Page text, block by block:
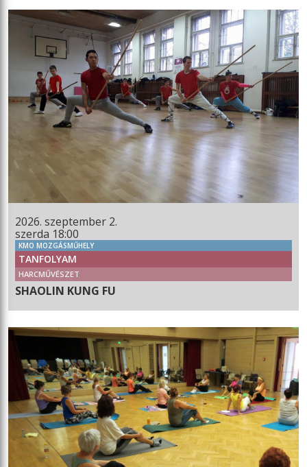
2026. szeptember 2.
szerda 18:00
KMO MOZGÁSMŰHELY
TANFOLYAM
HARCMŰVÉSZET
SHAOLIN KUNG FU